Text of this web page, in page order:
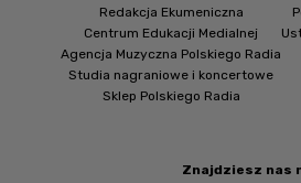
Znajdziesz nas
Redakcja Ekumeniczna
Centrum Edukacji Medialnej
Agencja Muzyczna Polskiego Radia
Studia nagraniowe i koncertowe
Sklep Polskiego Radia